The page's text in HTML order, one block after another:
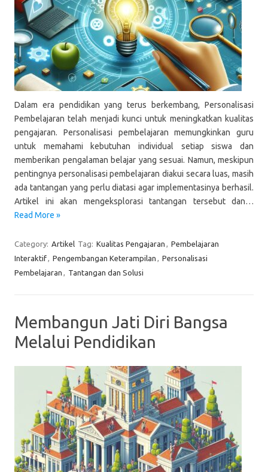
Dalam era pendidikan yang terus berkembang, Personalisasi
Pembelajaran telah menjadi kunci untuk meningkatkan kualitas
pengajaran. Personalisasi pembelajaran memungkinkan guru
untuk memahami kebutuhan individual setiap siswa dan
memberikan pengalaman belajar yang sesuai. Namun, meskipun
pentingnya personalisasi pembelajaran diakui secara luas, masih
ada tantangan yang perlu diatasi agar implementasinya berhasil.
Artikel ini akan mengeksplorasi tantangan tersebut dan…
Read More »
Category: Artikel Tag: Kualitas Pengajaran , Pembelajaran
Interaktif, Pengembangan Keterampilan , Personalisasi
Pembelajaran , Tantangan dan Solusi
Membangun Jati Diri Bangsa
Melalui Pendidikan